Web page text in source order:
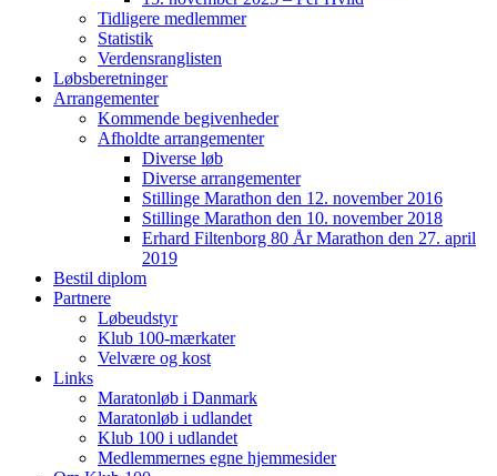
Tidligere medlemmer
Statistik
Verdensranglisten
Løbsberetninger
Arrangementer
Kommende begivenheder
Afholdte arrangementer
Diverse løb
Diverse arrangementer
Stillinge Marathon den 12. november 2016
Stillinge Marathon den 10. november 2018
Erhard Filtenborg 80 År Marathon den 27. april
2019
Bestil diplom
Partnere
Løbeudstyr
Klub 100-mærkater
Velvære og kost
Links
Maratonløb i Danmark
Maratonløb i udlandet
Klub 100 i udlandet
Medlemmernes egne hjemmesider